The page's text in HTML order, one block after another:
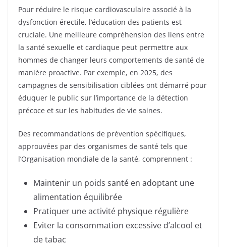
Pour réduire le risque cardiovasculaire associé à la
dysfonction érectile, l’éducation des patients est
cruciale. Une meilleure compréhension des liens entre
la santé sexuelle et cardiaque peut permettre aux
hommes de changer leurs comportements de santé de
manière proactive. Par exemple, en 2025, des
campagnes de sensibilisation ciblées ont démarré pour
éduquer le public sur l’importance de la détection
précoce et sur les habitudes de vie saines.
Des recommandations de prévention spécifiques,
approuvées par des organismes de santé tels que
l’Organisation mondiale de la santé, comprennent :
Maintenir un poids santé en adoptant une
alimentation équilibrée
Pratiquer une activité physique régulière
Eviter la consommation excessive d’alcool et
de tabac